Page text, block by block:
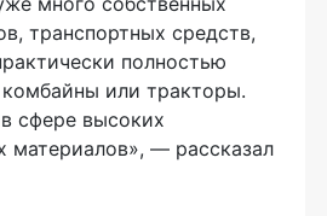
транспортных средств,
полностью
комбайны или тракторы.
сфере высоких
материалов», — рассказал